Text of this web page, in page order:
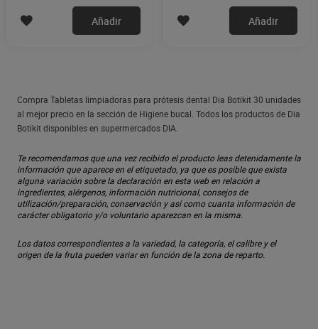
Añadir Añadir
Compra Tabletas limpiadoras para prótesis dental Dia Botikit 30 unidades
al mejor precio en la sección de Higiene bucal. Todos los productos de Dia
Botikit disponibles en supermercados DIA.
Te recomendamos que una vez recibido el producto leas detenidamente la
información que aparece en el etiquetado, ya que es posible que exista
alguna variación sobre la declaración en esta web en relación a
ingredientes, alérgenos, información nutricional, consejos de
utilización/preparación, conservación y así como cuanta información de
carácter obligatorio y/o voluntario aparezcan en la misma.
Los datos correspondientes a la variedad, la categoría, el calibre y el
origen de la fruta pueden variar en función de la zona de reparto.